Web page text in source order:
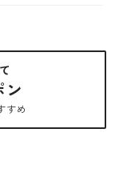
ン
すめ